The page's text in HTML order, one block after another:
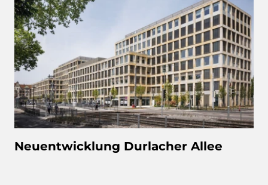
Neuentwicklung Durlacher Allee